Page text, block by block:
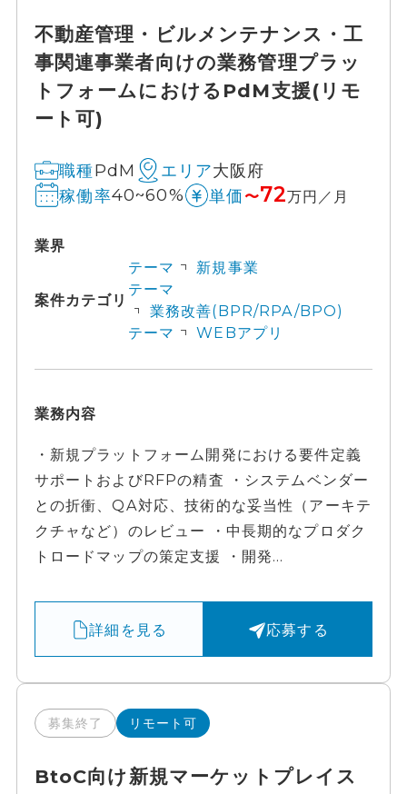
不動産管理・ビルメンテナンス・工
事関連事業者向けの業務管理プラッ
トフォームにおけるPdM支援(リモ
ート可)
職種PdM エリア大阪府
稼働率40~60% 単価 〜72万円／月
業界
案件カテゴリ
テーマ
新規事業
テーマ
業務改善(BPR/RPA/BPO)
テーマ
WEBアプリ
業務内容
・新規プラットフォーム開発における要件定義
サポートおよびRFPの精査 ・システムベンダー
との折衝、QA対応、技術的な妥当性（アーキテ
クチャなど）のレビュー ・中長期的なプロダク
トロードマップの策定支援 ・開発...
詳細を見る 応募する
募集終了 リモート可
BtoC向け新規マーケットプレイス